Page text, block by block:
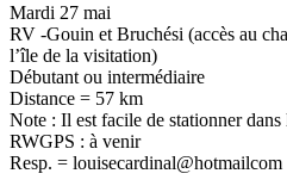
Mardi 27 mai
RV -Gouin et Bruchési (accès au
l’île de la visitation)
Débutant ou intermédiaire
Distance = 57 km
Note : Il est facile de stationner dans
RWGPS : à venir
Resp. = louisecardinal@hotmailcom